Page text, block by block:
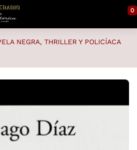
0
NEGRA, THRILLER Y POLICÍACA